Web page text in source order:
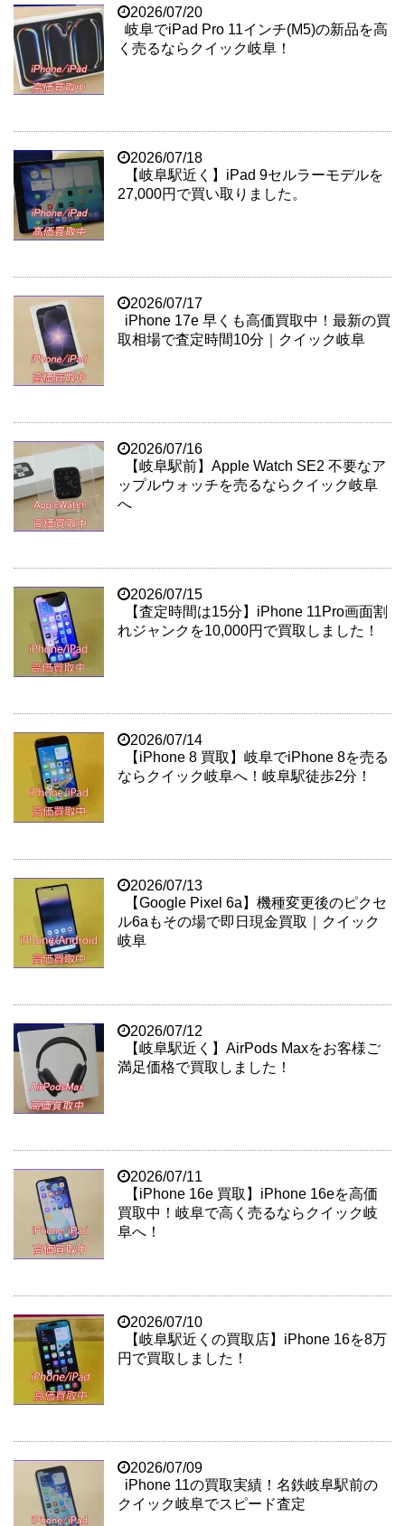
2026/07/20
岐阜でiPad Pro 11インチ(M5)の新品を高
く売るならクイック岐阜！
2026/07/18
【岐阜駅近く】iPad 9セルラーモデルを
27,000円で買い取りました。
2026/07/17
iPhone 17e 早くも高価買取中！最新の買
取相場で査定時間10分｜クイック岐阜
2026/07/16
【岐阜駅前】Apple Watch SE2 不要なア
ップルウォッチを売るならクイック岐阜
へ
2026/07/15
【査定時間は15分】iPhone 11Pro画面割
れジャンクを10,000円で買取しました！
2026/07/14
【iPhone 8 買取】岐阜でiPhone 8を売る
ならクイック岐阜へ！岐阜駅徒歩2分！
2026/07/13
【Google Pixel 6a】機種変更後のピクセ
ル6aもその場で即日現金買取｜クイック
岐阜
2026/07/12
【岐阜駅近く】AirPods Maxをお客様ご
満足価格で買取しました！
2026/07/11
【iPhone 16e 買取】iPhone 16eを高価
買取中！岐阜で高く売るならクイック岐
阜へ！
2026/07/10
【岐阜駅近くの買取店】iPhone 16を8万
円で買取しました！
2026/07/09
iPhone 11の買取実績！名鉄岐阜駅前の
クイック岐阜でスピード査定